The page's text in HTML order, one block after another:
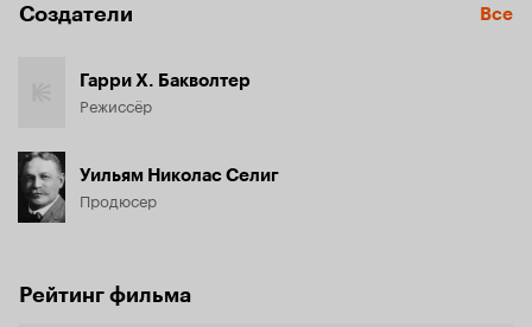
Создатели Все
Гарри Х. Бакволтер
Режиссёр
Уильям Николас Селиг
Продюсер
Рейтинг фильма